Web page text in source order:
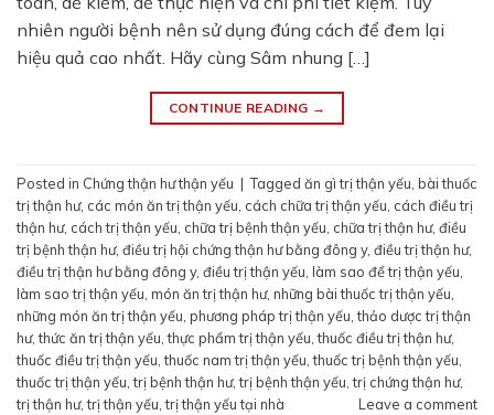
nhiên người bệnh nên sử dụng đúng cách để đem lại
hiệu quả cao nhất. Hãy cùng Sâm nhung […]
CONTINUE READING →
Posted in Chứng thận hư thận yếu | Tagged ăn gì trị thận yếu bài thuốc
trị thận hư, các món ăn trị thận yếu cách chữa trị thận yếu cách điều trị
thận hư, cách trị thận yếu chữa trị bệnh thận yếu chữa trị thận hư, điều
trị bệnh thận hư, điều trị hội chứng thận hư bằng đông y, điều trị thận hư,
điều trị thận hư bằng đông y, điều trị thận yếu làm sao để trị thận yếu
làm sao trị thận yếu món ăn trị thận hư, những bài thuốc trị thận yếu
những món ăn trị thận yếu phương pháp trị thận yếu ,thảo dược trị thận
hư,thức ăn trị thận yếu ,thực phẩm trị thận yếu ,thuốc điều trị thận hư,
thuốc điều trị thận yếu ,thuốc nam trị thận yếu ,thuốc trị bệnh thận yếu
thuốc trị thận yếu ,trị bệnh thận hư,trị bệnh thận yếu ,trị chứng thận hư,
trị thận hư,trị thận yếu ,trị thận yếu tại nhà Leave a comment